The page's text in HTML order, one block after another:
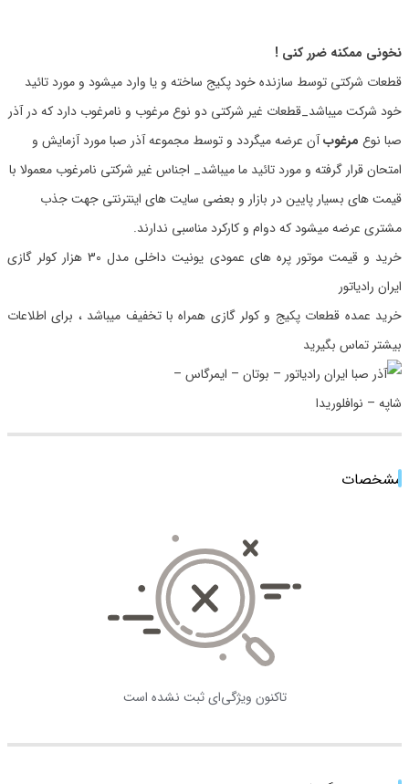
نخونی ممکنه ضرر کنی !
قطعات شرکتی توسط سازنده خود پکیج ساخته و یا وارد میشود و مورد تائید
خود شرکت میباشد_قطعات غیر شرکتی دو نوع مرغوب و نامرغوب دارد که در آذر
صبا نوع مرغوبآن عرضه میگردد و توسط مجموعه آذر صبا مورد آزمایش و
امتحان قرار گرفته و مورد تائید ما میباشد_ اجناس غیر شرکتی نامرغوب معمولا با
قیمت های بسیار پایین در بازار و بعضی سایت های اینترنتی جهت جذب
مشتری عرضه میشود که دوام و کارکرد مناسبی ندارند.
خرید و قیمت موتور پره های عمودی یونیت داخلی مدل 30 هزار کولر گازی
ایران رادیاتور
خرید عمده قطعات پکیج و کولر گازی همراه با تخفیف میباشد ، برای اطلاعات
بیشتر تماس بگیرید
مشخصات
تاکنون ویژگی‌ای ثبت نشده است